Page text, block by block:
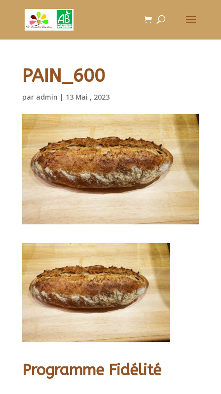
PAIN_600
par admin | 13 Mai , 2023
Programme Fidélité